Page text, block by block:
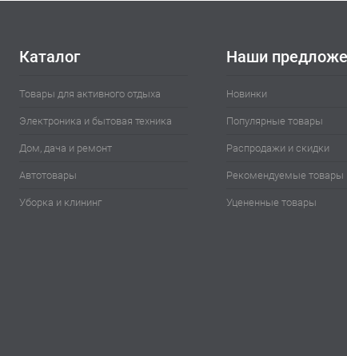
Каталог
Товары для активного отдыха
Электроника и бытовая техника
Дом, дача и ремонт
Автотовары
Уборка и клининг
Наши
Новинки
Популярные товары
Распродажи и скидки
Рекомендуемые товары
Уцененные товары